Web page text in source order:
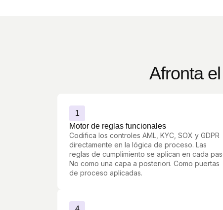
Afronta
1
Motor de reglas funcionales
Codifica los controles AML, KYC, SOX y GDPR
directamente en la lógica de proceso. Las
reglas de cumplimiento se aplican en cada
No como una capa a posteriori. Como puertas
de proceso aplicadas.